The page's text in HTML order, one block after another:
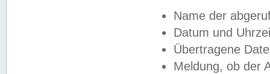
Name der
Datum und
Übertragene
Meldung, ob der